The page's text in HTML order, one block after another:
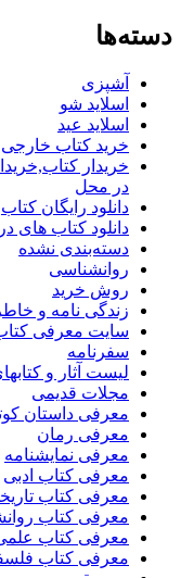
دسته‌ها
آشپزی
اسلاید شو
اسلاید عید
خرید کتاب خارجی
خریدار
در محل
دانلود رایگان کتاب
دانلود کتاب های
دسته‌بندی نشده
روانشناسی
روش خرید
زندگی نامه و
سایت معرفی
سفرنامه
لیست آثار و
مجلات قدیمی
معرفی داستان
معرفی رمان
معرفی نمایشنامه
معرفی کتاب ادبی
معرفی کتاب
معرفی کتاب
معرفی کتاب
معرفی کتاب